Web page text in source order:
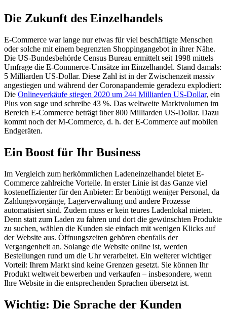
Die Zukunft des Einzelhandels
E-Commerce war lange nur etwas für viel beschäftigte Menschen
oder solche mit einem begrenzten Shoppingangebot in ihrer Nähe.
Die US-Bundesbehörde Census Bureau ermittelt seit 1998 mittels
Umfrage die E-Commerce-Umsätze im Einzelhandel. Stand damals:
5 Milliarden US-Dollar. Diese Zahl ist in der Zwischenzeit massiv
angestiegen und während der Coronapandemie geradezu explodiert:
Die Onlineverkäufe stiegen 2020 um 244 Milliarden US-Dollar, ein
Plus von sage und schreibe 43 %. Das weltweite Marktvolumen im
Bereich E-Commerce beträgt über 800 Milliarden US-Dollar. Dazu
kommt noch der M-Commerce, d. h. der E-Commerce auf mobilen
Endgeräten.
Ein Boost für Ihr Business
Im Vergleich zum herkömmlichen Ladeneinzelhandel bietet E-
Commerce zahlreiche Vorteile. In erster Linie ist das Ganze viel
kosteneffizienter für den Anbieter: Er benötigt weniger Personal, da
Zahlungsvorgänge, Lagerverwaltung und andere Prozesse
automatisiert sind. Zudem muss er kein teures Ladenlokal mieten.
Denn statt zum Laden zu fahren und dort die gewünschten Produkte
zu suchen, wählen die Kunden sie einfach mit wenigen Klicks auf
der Website aus. Öffnungszeiten gehören ebenfalls der
Vergangenheit an. Solange die Website online ist, werden
Bestellungen rund um die Uhr verarbeitet. Ein weiterer wichtiger
Vorteil: Ihrem Markt sind keine Grenzen gesetzt. Sie können Ihr
Produkt weltweit bewerben und verkaufen – insbesondere, wenn
Ihre Website in die entsprechenden Sprachen übersetzt ist.
Wichtig: Die Sprache der Kunden